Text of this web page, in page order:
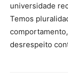
universidade
Temos
desrespeito